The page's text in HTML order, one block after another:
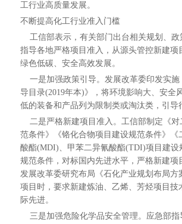
工行业高质量发展。
不断提高化工行业准入门槛
工信部表示，有关部门出台相关规划、政
指导各地严格项目准入，从源头管控新建项
绿色低碳、安全高效发展。
一是加强政策引导。发展改革委印发实施
导目录(2019年本)》，将环境影响大、安全
低的装备和产品列为限制类或淘汰类，引导
二是严格新建项目准入。工信部制定《对
范条件》《铬化合物项目建设规范条件》《
酸酯(MDI)、甲苯二异氰酸酯(TDI)项目建设
规范条件，对标国内先进水平，严格新建项
发展改革委研究布局《石化产业规划布局方
项目时，要求新建炼油、乙烯、芳烃项目技
际先进。
三是加强危险化学品安全管理。应急部指